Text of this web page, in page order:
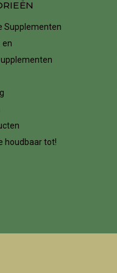
Supplementen
en
houdbaar tot!